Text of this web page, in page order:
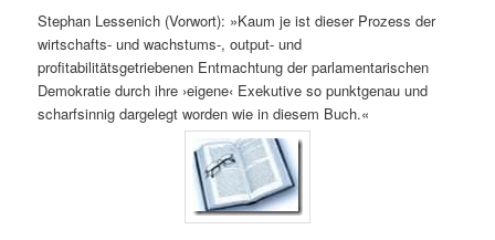
Stephan Lessenich (Vorwort): »Kaum je ist dieser Prozess der
wirtschafts- und wachstums-, output- und
profitabilitätsgetriebenen Entmachtung der parlamentarischen
Demokratie durch ihre ›eigene‹ Exekutive so punktgenau und
scharfsinnig dargelegt worden wie in diesem Buch.«